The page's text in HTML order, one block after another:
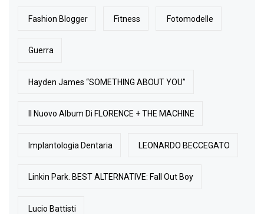
Fashion Blogger Fitness Fotomodelle
Guerra
Hayden James “SOMETHING ABOUT YOU”
Il Nuovo Album Di FLORENCE + THE MACHINE
Implantologia Dentaria LEONARDO BECCEGATO
Linkin Park. BEST ALTERNATIVE: Fall Out Boy
Lucio Battisti